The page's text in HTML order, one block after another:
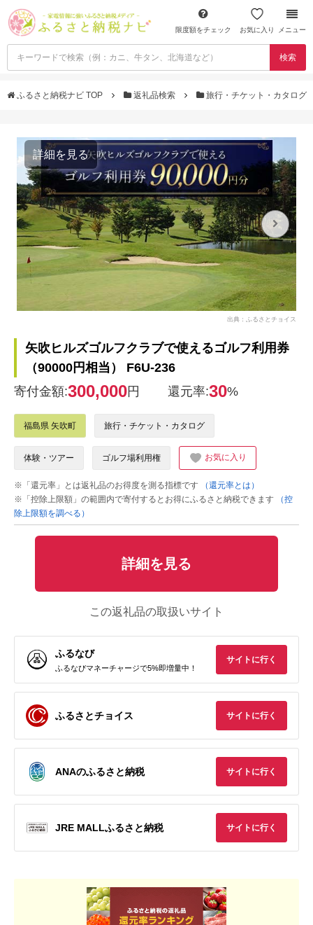
限度額をチェック お気に入り メニュー
検索
ふるさと納税ナビ TOP 返礼品検索 旅行・チケット・カタログ
詳細を見る
出典：ふるさとチョイス
矢吹ヒルズゴルフクラブで使えるゴルフ利用券
（90000円相当） F6U-236
寄付金額:300,000円 還元率:30%
福島県 矢吹町 旅行・チケット・カタログ
体験・ツアー ゴルフ場利用権 お気に入り
※「還元率」とは返礼品のお得度を測る指標です
（還元率とは）
※「控除上限額」の範囲内で寄付するとお得にふるさと納税できます
（控
除上限額を調べる）
詳細を見る
この返礼品の取扱いサイト
ふるなび
ふるなびマネーチャージで5%即増量中！
サイトに行く
ふるさとチョイス サイトに行く
ANAのふるさと納税 サイトに行く
JRE MALLふるさと納税 サイトに行く